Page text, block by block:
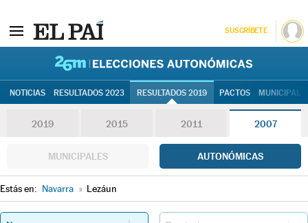
SUSCRÍBETE
NOTICIAS RESULTADOS 2023 RESULTADOS 2019 PACTOS
2019 2015 2011 2007
MUNICIPALES AUTONÓMICAS
Estás en: Navarra » Lezáun